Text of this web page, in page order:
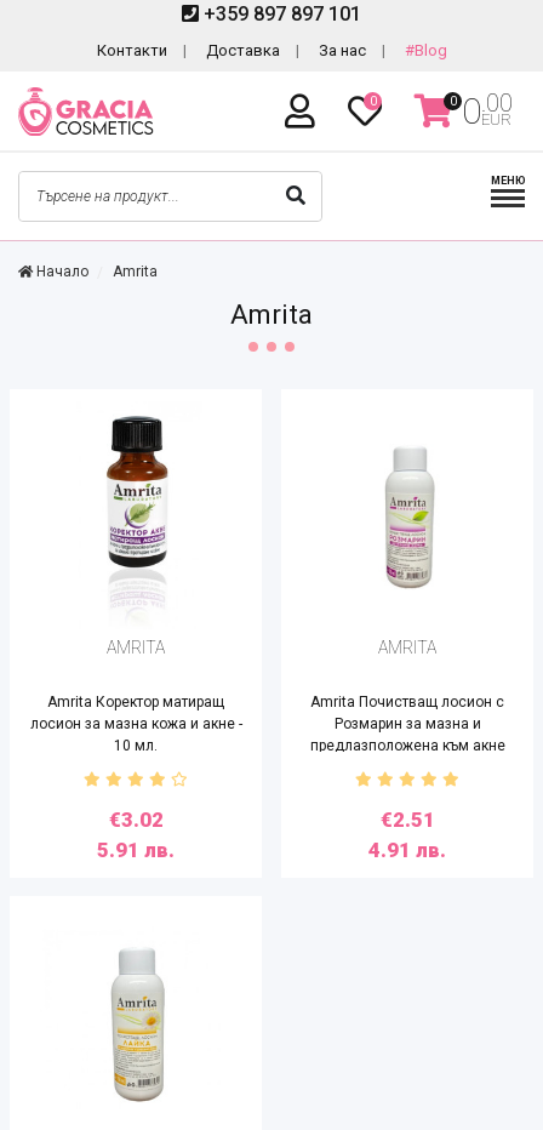
+359 897 897 101
Контакти Доставка За нас #Blog
0 0 0.00
EUR
МЕНЮ
Начало Amrita
Amrita
AMRITA
Amrita Коректор матиращ
лосион за мазна кожа и акне -
10 мл.
€3.02
5.91 лв.
AMRITA
Amrita Почистващ лосион с
Розмарин за мазна и
предлазположена към акне
кожа - 150 мл
€2.51
4.91 лв.